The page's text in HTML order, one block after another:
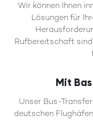
Wir können Ihnen
Lösungen für
Rufbereitschaft
Mit
Unser Bus-
deutschen